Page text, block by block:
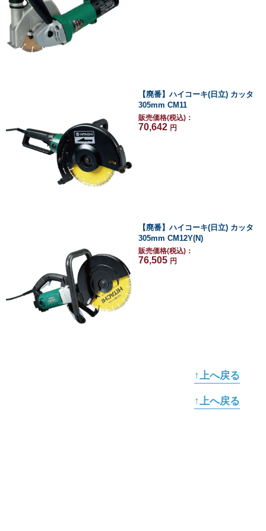
【廃番】ハイコーキ(日立) カッタ
305mm CM11
販売価格(税込)：
70,642 円
【廃番】ハイコーキ(日立) カッタ
305mm CM12Y(N)
販売価格(税込)：
76,505 円
↑上へ戻る
↑上へ戻る